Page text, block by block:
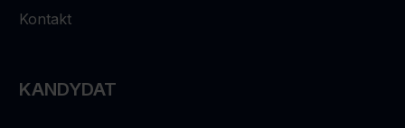
Kontakt
KANDYDAT